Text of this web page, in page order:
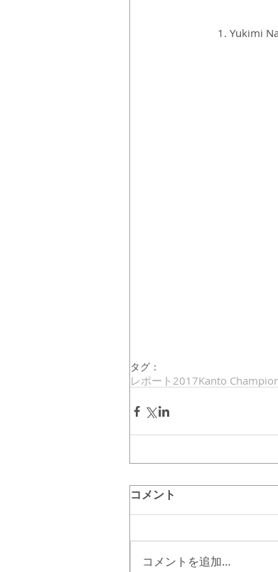
1. Yukimi
タグ：
レポート 2017Kanto
コメント
コメントを追加…